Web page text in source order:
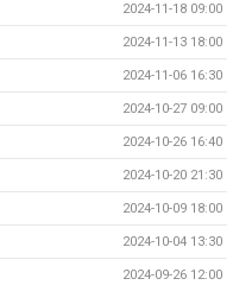
2024-11-18 09:00
2024-11-13 18:00
2024-11-06 16:30
2024-10-27 09:00
2024-10-26 16:40
2024-10-20 21:30
2024-10-09 18:00
2024-10-04 13:30
2024-09-26 12:00